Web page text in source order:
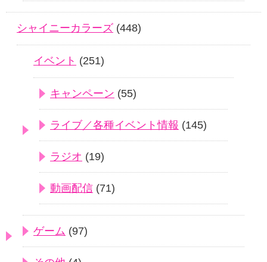
シャイニーカラーズ (448)
イベント (251)
キャンペーン (55)
ライブ／各種イベント情報 (145)
ラジオ (19)
動画配信 (71)
ゲーム (97)